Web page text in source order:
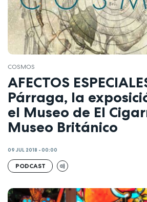
COSMOS
AFECTOS
Párraga, la
el Museo de El
Museo Británico
09 JUL 2018 - 00:00
PODCAST